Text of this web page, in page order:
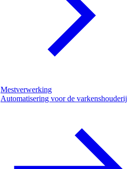
Mestverwerking
Automatisering voor de varkenshouderij